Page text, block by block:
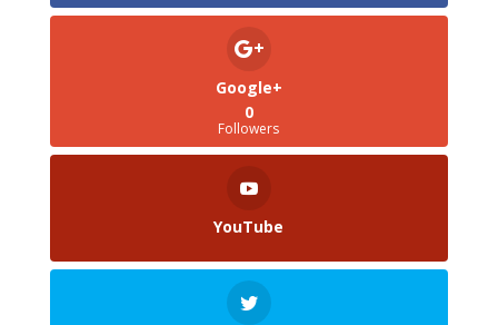
Google+
0
Followers
YouTube